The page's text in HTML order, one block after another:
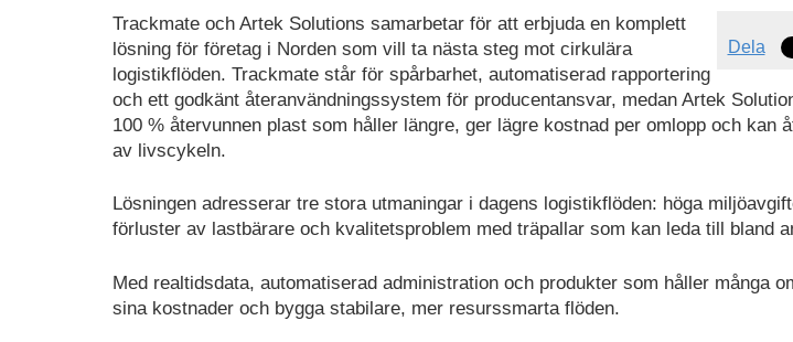
Dela
Trackmate och Artek Solutions samarbetar för att erbjuda en komplett
lösning för företag i Norden som vill ta nästa steg mot cirkulära
logistikflöden. Trackmate står för spårbarhet, automatiserad rapportering
och ett godkänt återanvändningssystem för producentansvar, medan Artek
100 % återvunnen plast som håller längre, ger lägre kostnad per omlopp och kan
av livscykeln.
Lösningen adresserar tre stora utmaningar i dagens logistikflöden: höga
förluster av lastbärare och kvalitetsproblem med träpallar som kan leda till bland
Med realtidsdata, automatiserad administration och produkter som håller många
sina kostnader och bygga stabilare, mer resurssmarta flöden.